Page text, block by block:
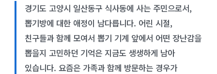
경기도 고양시 일산동구 식사동에 사는 주민으로서,
뽑기방에 대한 애정이 남다릅니다. 어린 시절,
친구들과 함께 모여서 뽑기 기계 앞에서 어떤 장난감을
뽑을지 고민하던 기억은 지금도 생생하게 남아
있습니다. 요즘은 가족과 함께 방문하는 경우가